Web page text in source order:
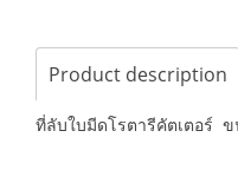
Product description
ที่ลับใบมีดโรตารีคัตเตอร์